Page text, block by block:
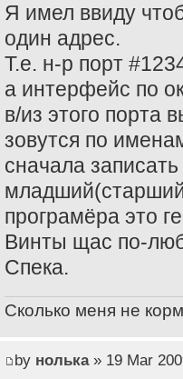
Я имел ввиду
один адрес.
Т.е. н-р порт
а интерфейс по
в/из этого порта
зовутся по
сначала
програмёра это
Винты щас по-
Спека.
Сколько меня не
by нолька» 19 Mar